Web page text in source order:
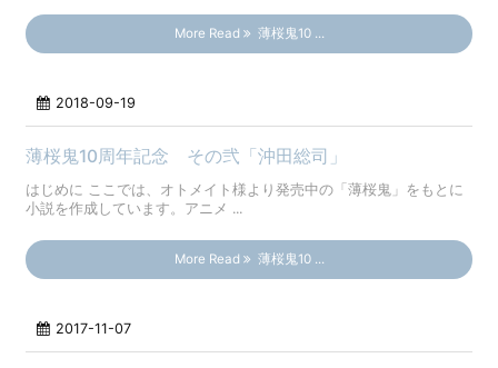
More Read 薄桜鬼10 ...
2018-09-19
薄桜鬼10周年記念 その弐「沖田総司」
はじめに ここでは、オトメイト様より発売中の「薄桜鬼」をもとに
小説を作成しています。アニメ ...
More Read 薄桜鬼10 ...
2017-11-07